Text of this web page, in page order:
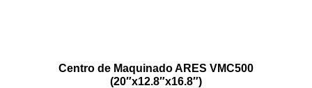
Centro de Maquinado ARES VMC500
(20″x12.8″x16.8″)